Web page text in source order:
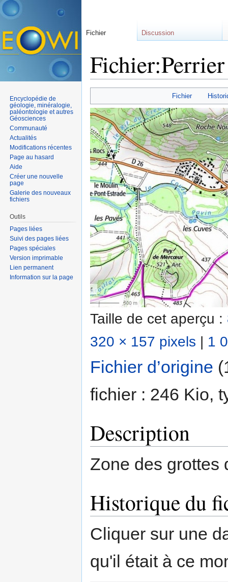
Fichier
Taille de cet aperçu :
320 × 157 pixels | 1
Fichier d’origine
fichier : 246 Kio,
Description
Zone des grottes
Historique du
Cliquer sur une
qu'il était à ce
Fichier Discussion
Encyclopédie de
géologie, minéralogie,
paléontologie et autres
Géosciences
Communauté
Actualités
Modifications récentes
Page au hasard
Aide
Créer une nouvelle
page
Galerie des nouveaux
fichiers
Outils
Pages liées
Suivi des pages liées
Pages spéciales
Version imprimable
Lien permanent
Information sur la page